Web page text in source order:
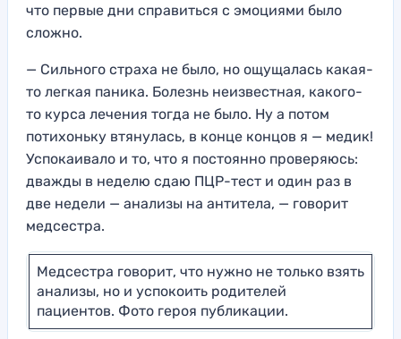
что первые дни справиться с эмоциями было
сложно.
— Сильного страха не было, но ощущалась какая-
то легкая паника. Болезнь неизвестная, какого-
то курса лечения тогда не было. Ну а потом
потихоньку втянулась, в конце концов я — медик!
Успокаивало и то, что я постоянно проверяюсь:
дважды в неделю сдаю ПЦР-тест и один раз в
две недели — анализы на антитела, — говорит
медсестра.
Медсестра говорит, что нужно не только взять
анализы, но и успокоить родителей
пациентов. Фото героя публикации.